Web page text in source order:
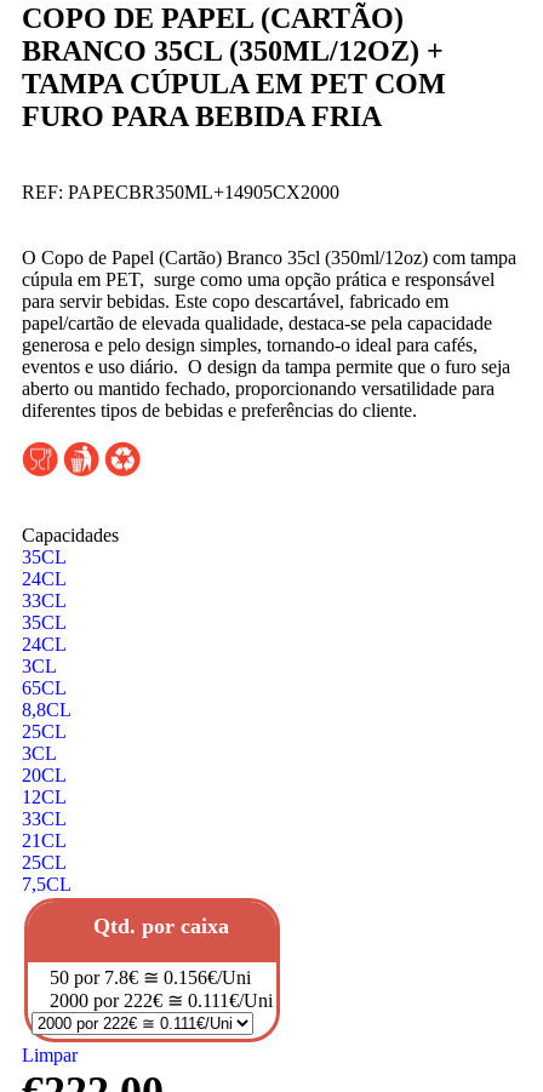
COPO DE PAPEL (CARTÃO)
BRANCO 35CL (350ML/12OZ) +
TAMPA CÚPULA EM PET COM
FURO PARA BEBIDA FRIA
REF: PAPECBR350ML+14905CX2000
O Copo de Papel (Cartão) Branco 35cl (350ml/12oz) com tampa
cúpula em PET, surge como uma opção prática e responsável
para servir bebidas. Este copo descartável, fabricado em
papel/cartão de elevada qualidade, destaca-se pela capacidade
generosa e pelo design simples, tornando-o ideal para cafés,
eventos e uso diário. O design da tampa permite que o furo seja
aberto ou mantido fechado, proporcionando versatilidade para
diferentes tipos de bebidas e preferências do cliente.
Capacidades
35CL
24CL
33CL
35CL
24CL
3CL
65CL
8,8CL
25CL
3CL
20CL
12CL
33CL
21CL
25CL
7,5CL
Qtd. por caixa
50 por 7.8€ ≅ 0.156€/Uni
2000 por 222€ ≅ 0.111€/Uni
Limpar